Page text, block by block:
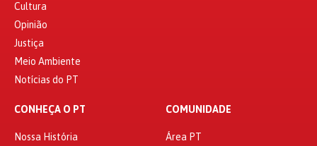
Cultura
Opinião
Justiça
Meio Ambiente
Notícias do PT
CONHEÇA O PT
Nossa História
COMUNIDADE
Área PT